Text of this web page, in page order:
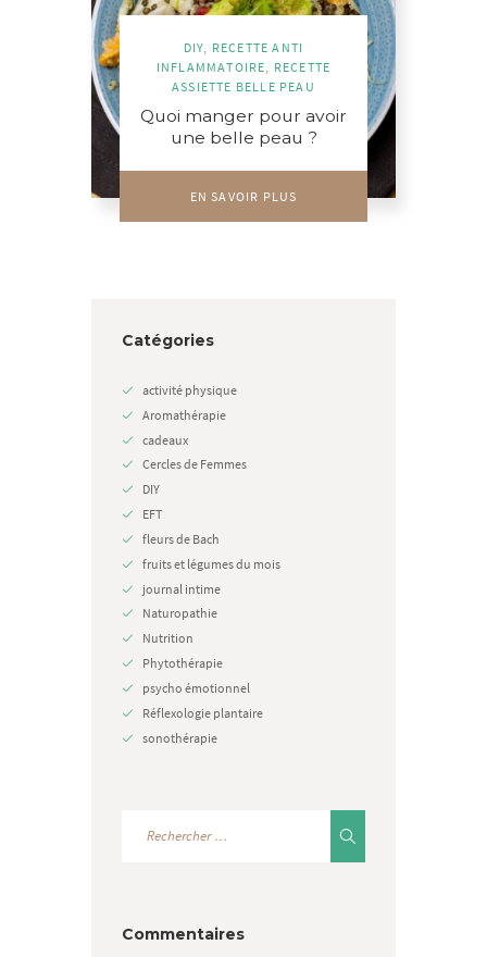
DIY RECETTE ANTI
INFLAMMATOIRE
RECETTE
ASSIETTE BELLE PEAU
Quoi manger pour avoir
une belle peau ?
EN SAVOIR PLUS
Catégories
activité physique
Aromathérapie
cadeaux
Cercles de Femmes
DIY
EFT
fleurs de Bach
fruits et légumes du mois
journal intime
Naturopathie
Nutrition
Phytothérapie
psycho émotionnel
Réflexologie plantaire
sonothérapie
Commentaires